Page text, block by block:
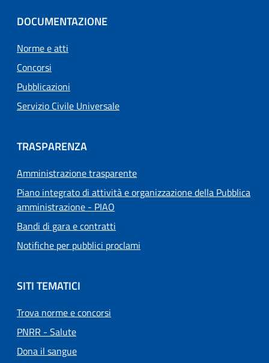
DOCUMENTAZIONE
Norme e atti
Concorsi
Pubblicazioni
Servizio Civile Universale
TRASPARENZA
Amministrazione trasparente
Piano integrato di attività e organizzazione della Pubblica
amministrazione - PIAO
Bandi di gara e contratti
Notifiche per pubblici proclami
SITI TEMATICI
Trova norme e concorsi
PNRR - Salute
Dona il sangue